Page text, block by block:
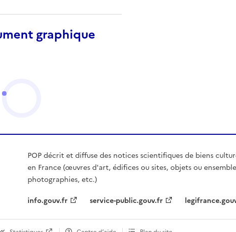
graphique
POP décrit et diffuse des notices scientifiques de biens
en France (œuvres d'art, édifices ou sites, objets ou
photographies, etc.)
info.gouv.fr
service-public.gouv.fr